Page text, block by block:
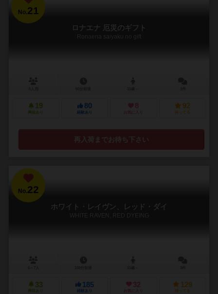
No.21
ロナエナ 厄災のギフト
Ronaena saiyaku no gift
19
興味あり
80
経験あり
8
お気に入り
92
持ってる
再入荷までお待ち下さい
No.22
ホワイト・レイヴン、レッド・ダイ
WHITE RAVEN, RED DYEING
33
興味あり
185
経験あり
32
お気に入り
129
持ってる